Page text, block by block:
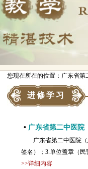
您现在所在的位置：广东省
进修学习
• 广东省第二中医院
广东省第二中医院
签名）；3.单位盖章（
>>详细内容